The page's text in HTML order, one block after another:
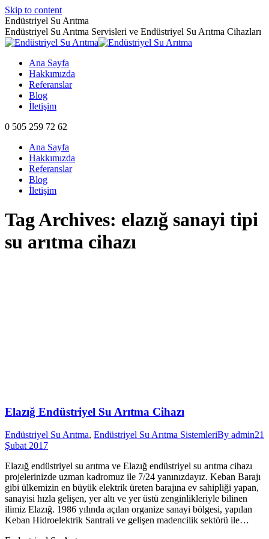
Skip to content
Endüstriyel Su Arıtma
Endüstriyel Su Arıtma Servisleri ve Endüstriyel Su Arıtma Cihazları
Ana Sayfa
Hakkımızda
Referanslar
Blog
İletişim
0 505 259 72 62
Ana Sayfa
Hakkımızda
Referanslar
Blog
İletişim
Tag Archives: elazığ sanayi tipi
su arıtma cihazı
Elazığ Endüstriyel Su Arıtma Cihazı
Endüstriyel Su Arıtma, Endüstriyel Su Arıtma SistemleriBy admin21
Şubat 2017
Elazığ endüstriyel su arıtma ve Elazığ endüstriyel su arıtma cihazı
projelerinizde uzman kadromuz ile 7/24 yanınızdayız. Keban Barajı
gibi ülkemizin en büyük elektrik üreten barajına ev sahipliği yapan,
sanayisi hızla gelişen, yer altı ve yer üstü zenginlikleriyle bilinen
ilimiz Elazığ. 1986 yılında açılan organize sanayi bölgesi, yapılan
Keban Hidroelektrik Santrali ve gelişen madencilik sektörü ile…